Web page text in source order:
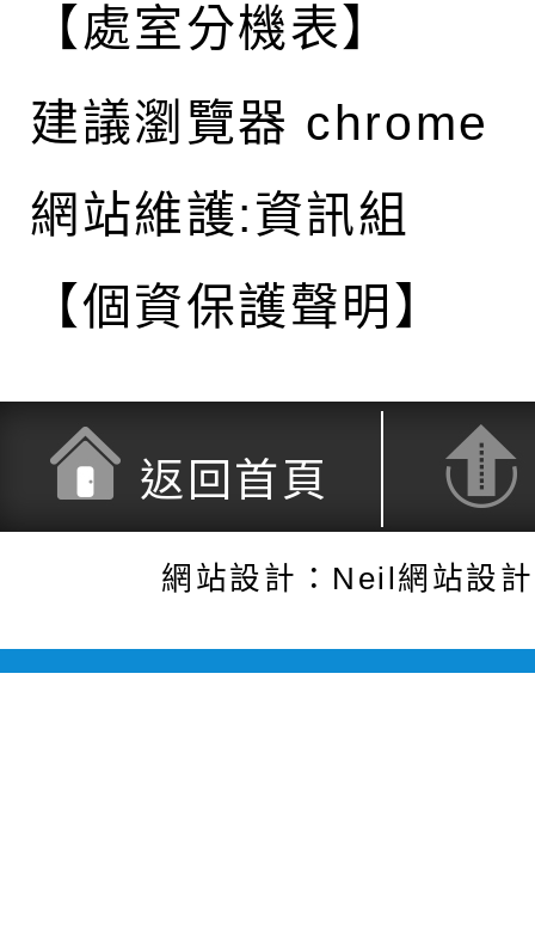
【處室分機表】
建議瀏覽器 chrome
網站維護:資訊組
【個資保護聲明】
返回首頁
網站設計：Neil網站設